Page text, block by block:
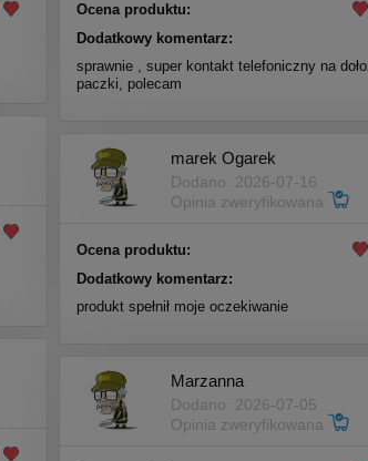
Ocena produktu:
Dodatkowy komentarz:
sprawnie , super kontakt telefoniczny na
paczki, polecam
marek Ogarek
Dodano: 2026-07-16
Opinia zweryfikowana
Ocena produktu:
Dodatkowy komentarz:
produkt spełnił moje oczekiwanie
Marzanna
Dodano: 2026-07-05
Opinia zweryfikowana